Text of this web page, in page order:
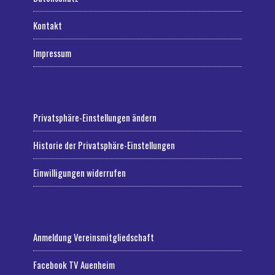
Kontakt
Impressum
Privatsphäre-Einstellungen ändern
Historie der Privatsphäre-Einstellungen
Einwilligungen widerrufen
Anmeldung Vereinsmitgliedschaft
Facebook TV Auenheim